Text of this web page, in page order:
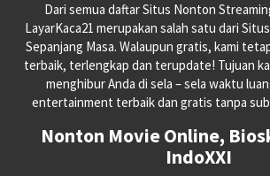
Dari semua daftar Situs Nonton
LayarKaca21 merupakan salah satu dari
Sepanjang Masa. Walaupun gratis, kami
terbaik, terlengkap dan terupdate! Tujuan
menghibur Anda di sela – sela waktu
entertainment terbaik dan gratis tanpa
Nonton Movie Online,
IndoXXI